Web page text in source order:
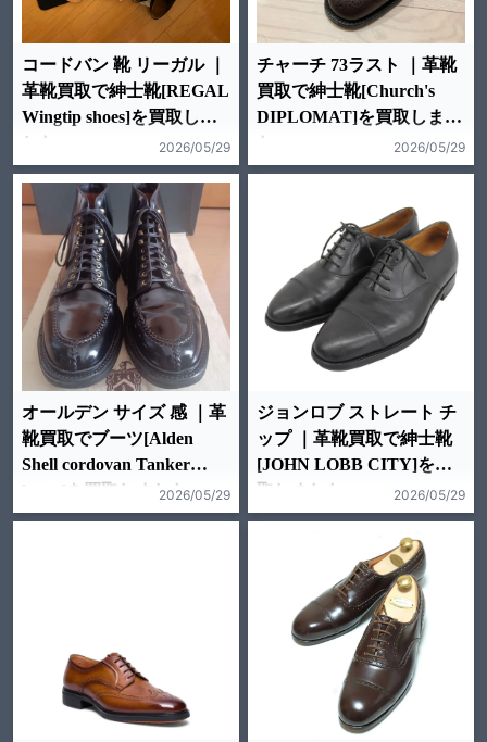
コードバン 靴 リーガル ｜
革靴買取で紳士靴[REGAL
Wingtip shoes]を買取しま
した。
2026/05/29
チャーチ 73ラスト ｜革靴
買取で紳士靴[Church's
DIPLOMAT]を買取しまし
た。
2026/05/29
オールデン サイズ 感 ｜革
靴買取でブーツ[Alden
Shell cordovan Tanker
boots]を買取しました。
2026/05/29
ジョンロブ ストレート チ
ップ ｜革靴買取で紳士靴
[JOHN LOBB CITY]を買
取しました。
2026/05/29